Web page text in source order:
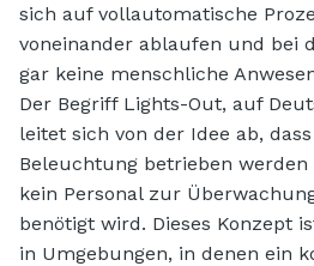
sich auf vollautomatische
voneinander ablaufen und bei
gar keine menschliche
Der Begriff Lights-Out, auf
leitet sich von der Idee ab,
Beleuchtung betrieben werden
kein Personal zur
benötigt wird. Dieses Konzept
in Umgebungen, in denen ein